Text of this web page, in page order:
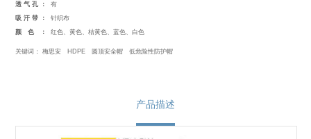
透气孔：
有
吸汗带：
针织布
颜色：
红色、黄色、桔黄色、蓝色、白色
关键词：梅思安 HDPE 圆顶安全帽 低危险性防护帽
产品描述